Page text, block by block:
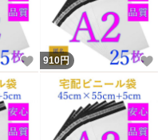
いいね！
910円